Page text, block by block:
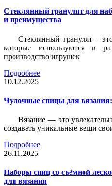
Стеклянный гранулят для
и преимущества
Стеклянный гранулят –
которые используются в
производство игрушек
Подробнее
10.12.2025
Чулочные спицы для
Вязание — это
создавать уникальные вещи
Подробнее
26.11.2025
Наборы спиц со съёмной
для вязания